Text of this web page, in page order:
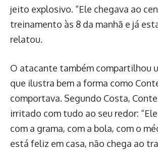
jeito explosivo. “Ele chegava ao
treinamento às 8 da manhã e já
relatou.
O atacante também compartilhou
que ilustra bem a forma como
comportava. Segundo Costa,
irritado com tudo ao seu redor:
com a grama, com a bola, com o
está feliz em casa, não chega ao